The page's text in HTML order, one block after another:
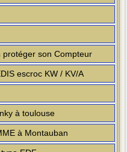
protéger son Compteur
escroc KW / KV/A
à toulouse
à Montauban